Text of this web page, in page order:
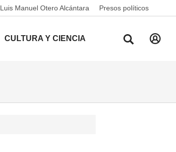
Luis Manuel Otero Alcántara Presos políticos
CULTURA Y CIENCIA